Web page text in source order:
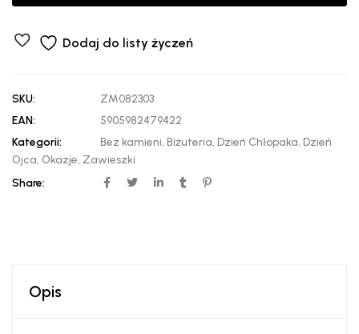
Dodaj do listy życzeń
SKU:
ZM082303
EAN:
5905982479422
Kategorii:
Bez kamieni, Biżuteria, Dzień Chłopaka, Dzień
Ojca, Okazje, Zawieszki
Share:
Opis